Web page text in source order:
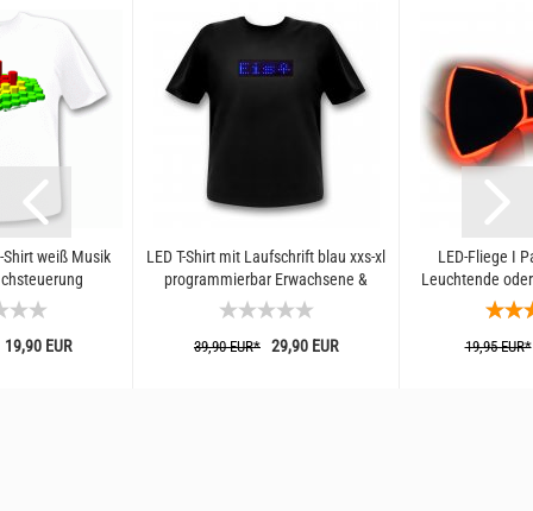
Shirt weiß Musik
EUR
LED T-Shirt mit Laufschrift blau xxs-xl
programmierbar Erwachsene &
Kinder Unisex
39,90 EUR* 29,90 EUR
LED-Fliege I
Leuchtende
Herren
19,95 EUR*